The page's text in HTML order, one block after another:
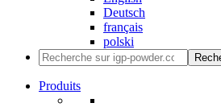
Deutsch
français
polski
Produits